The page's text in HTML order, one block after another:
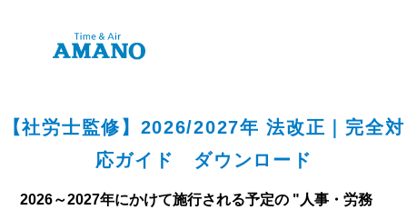
【社労士監修】2026/2027年 法改正｜完全対
応ガイド ダウンロード
2026～2027年にかけて施行される予定の "人事・労務